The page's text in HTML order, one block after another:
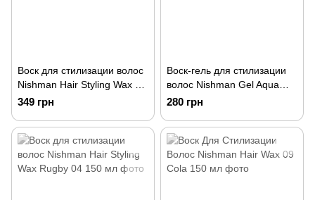
Воск для стилизации волос
Nishman Hair Styling Wax S1
Spyder (BLACK WIDOW)
349 грн
Воск-гель для стилизации
волос Nishman Gel Aqua
Wax Flaming B3 150 мл
280 грн